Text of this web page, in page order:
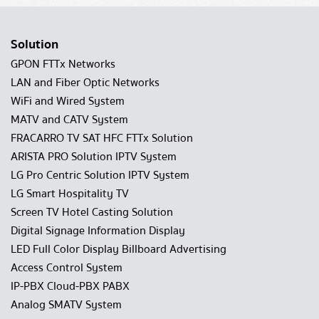
Solution
GPON FTTx Networks
LAN and Fiber Optic Networks
WiFi and Wired System
MATV and CATV System
FRACARRO TV SAT HFC FTTx Solution
ARISTA PRO Solution IPTV System
LG Pro Centric Solution IPTV System
LG Smart Hospitality TV
Screen TV Hotel Casting Solution
Digital Signage Information Display
LED Full Color Display Billboard Advertising
Access Control System
IP-PBX Cloud-PBX PABX
Analog SMATV System